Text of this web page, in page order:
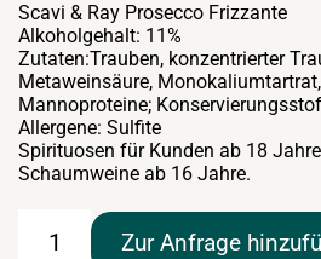
Scavi & Ray Prosecco Frizzante
Alkoholgehalt: 11%
Zutaten:Trauben, konzentrierter
Metaweinsäure,
Mannoproteine;
Allergene: Sulfite
Spirituosen für Kunden ab 18
Schaumweine ab 16 Jahre.
Zur Anfrage